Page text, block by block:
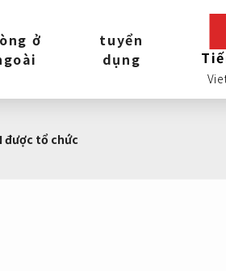
ở
tuyển
dụng
được tổ chức